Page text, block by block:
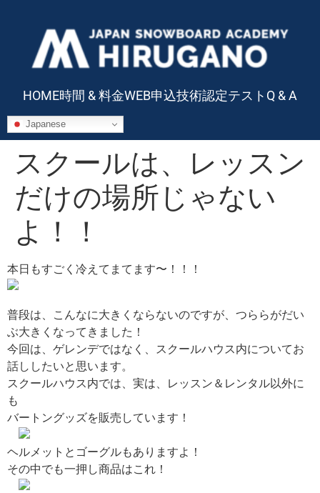
HOME時間 & 料金WEB申込技術認定テスト Q & A
Japanese
スクールは、レッスン
だけの場所じゃない
よ！！
本日もすごく冷えてまてます〜！！！
普段は、こんなに大きくならないのですが、つららがだい
ぶ大きくなってきました！
今回は、ゲレンデではなく、スクールハウス内についてお
話ししたいと思います。
スクールハウス内では、実は、レッスン＆レンタル以外に
も
バートングッズを販売しています！
ヘルメットとゴーグルもありますよ！
その中でも一押し商品はこれ！